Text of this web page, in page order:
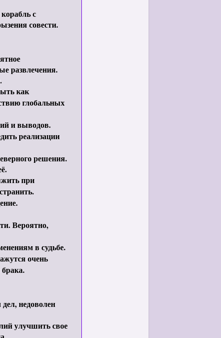
с
совести.
развлечения.
как
глобальных
и выводов.
реализации
решения.
при
Вероятно,
в судьбе.
очень
недоволен
улучшить свое